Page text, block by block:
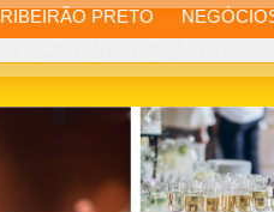
RIBEIRÃO PRETO